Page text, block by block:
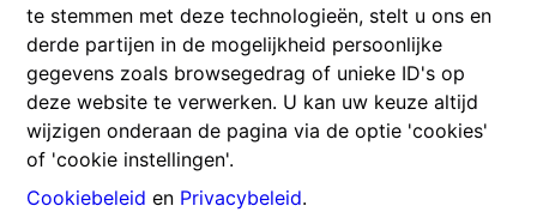
te stemmen met deze technologieën, stelt u ons en
derde partijen in de mogelijkheid persoonlijke
gegevens zoals browsegedrag of unieke ID's op
deze website te verwerken. U kan uw keuze altijd
wijzigen onderaan de pagina via de optie 'cookies'
of 'cookie instellingen'.
Cookiebeleid en Privacybeleid.
Contacteer ons
Gitschotellei 106
2600 Berchem
03 236 43 98